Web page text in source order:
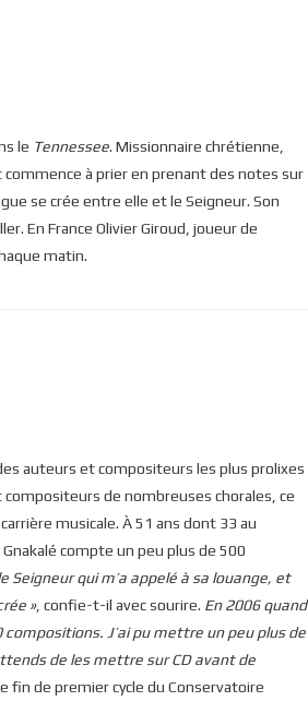
Il amasse, et il ne sait qui
des choses leur paraissant utiles, mais
des cieux, c’est fixer notre attention
coeur, c’est l’essentiel et c’est même le
devons donc apprendre à le débarrasser
et permanente de Dieu. C’est
poster des commentaires) et pour les
le Tennessee. Missionnaire chrétienne,
commence à prier en prenant des notes sur
se crée entre elle et le Seigneur. Son
En France Olivier Giroud, joueur de
matin.
auteurs et compositeurs les plus prolixes
de nombreuses chorales, ce
musicale. À 51 ans dont 33 au
compte un peu plus de 500
le Seigneur qui m’a appelé à sa louange, et
», confie-t-il avec sourire. En 2006 quand
J’ai pu mettre un peu plus de
de les mettre sur CD avant de
fin de premier cycle du Conservatoire